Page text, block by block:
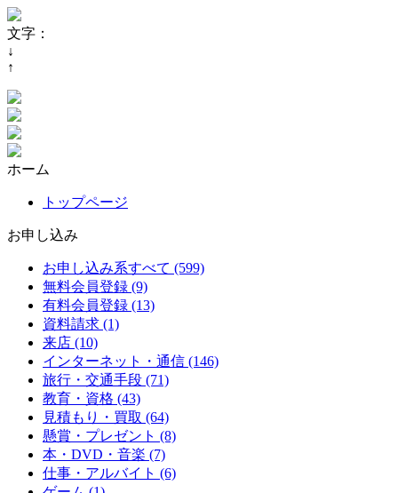
文字：
↓
↑
ホーム
トップページ
お申し込み
お申し込み系すべて (599)
無料会員登録 (9)
有料会員登録 (13)
資料請求 (1)
来店 (10)
インターネット・通信 (146)
旅行・交通手段 (71)
教育・資格 (43)
見積もり・買取 (64)
懸賞・プレゼント (8)
本・DVD・音楽 (7)
仕事・アルバイト (6)